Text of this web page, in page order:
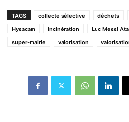
TAGS collecte sélective déchets
Hysacam
incinération Luc Messi
super-mairie
valorisation